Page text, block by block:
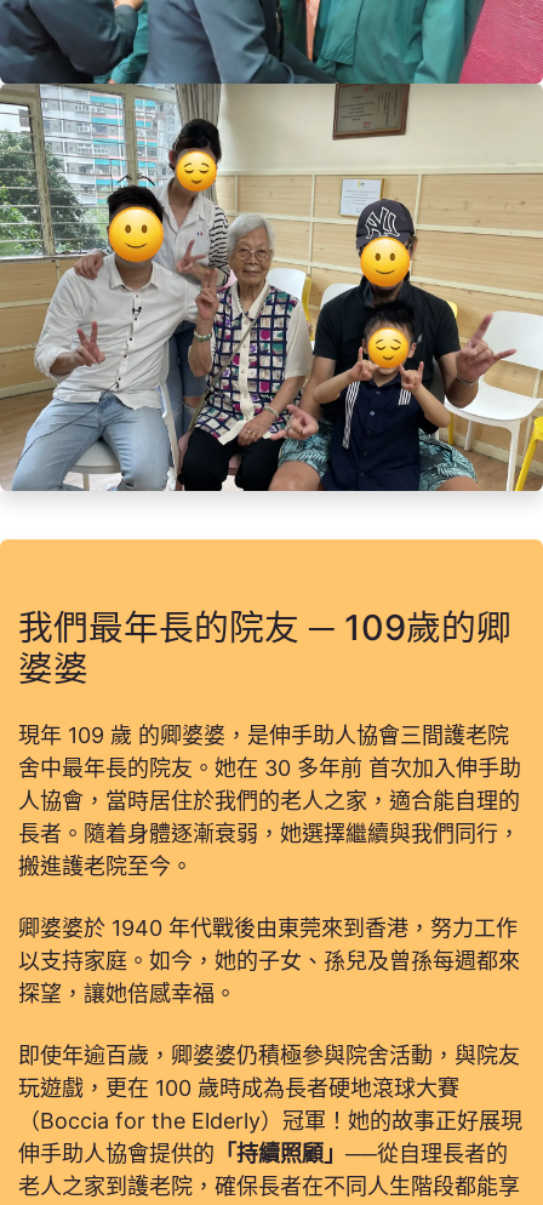
我們最年長的院友 ─ 109歲的卿
婆婆
現年 109 歲 的卿婆婆，是伸手助人協會三間護老院
舍中最年長的院友。她在 30 多年前 首次加入伸手助
人協會，當時居住於我們的老人之家，適合能自理的
長者。隨着身體逐漸衰弱，她選擇繼續與我們同行，
搬進護老院至今。
卿婆婆於 1940 年代戰後由東莞來到香港，努力工作
以支持家庭。如今，她的子女、孫兒及曾孫每週都來
探望，讓她倍感幸福。
即使年逾百歲，卿婆婆仍積極參與院舍活動，與院友
玩遊戲，更在 100 歲時成為長者硬地滾球大賽
（Boccia for the Elderly）冠軍！她的故事正好展現
伸手助人協會提供的 「持續照顧」 ──從自理長者的
老人之家到護老院，確保長者在不同人生階段都能享